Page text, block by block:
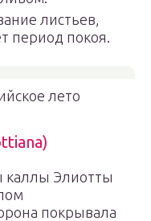
листьев,
период покоя.
лето
каллы Элиотты
покрывала